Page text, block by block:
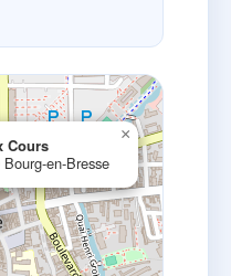
Cours
en-Bresse
×